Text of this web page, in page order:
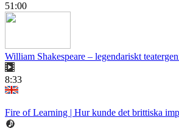
51:00
William Shakespeare – legendariskt
8:33
Fire of Learning | Hur kunde det brittiska